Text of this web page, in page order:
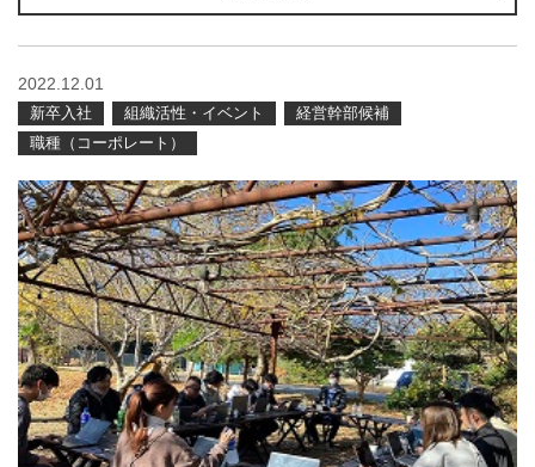
2022.12.01
新卒入社 組織活性・イベント
経営幹部候補
職種（コーポレート）